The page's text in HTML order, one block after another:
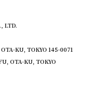
LTD.
KU, TOKYO 145-0071
OTA-KU, TOKYO